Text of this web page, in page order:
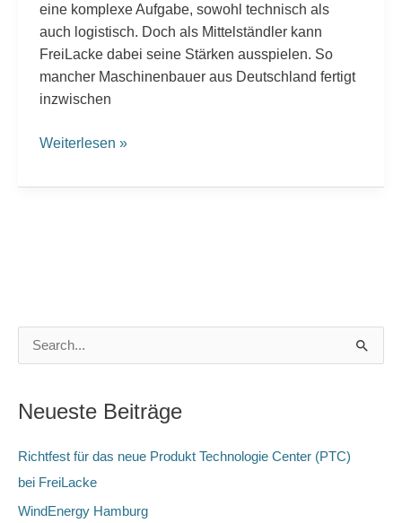
eine komplexe Aufgabe, sowohl technisch als
auch logistisch. Doch als Mittelständler kann
FreiLacke dabei seine Stärken ausspielen. So
mancher Maschinenbauer aus Deutschland fertigt
inzwischen
Weiterlesen »
c
e
n
n
Neueste Beiträge
Richtfest für das neue Produkt Technologie Center (PTC)
bei FreiLacke
WindEnergy Hamburg